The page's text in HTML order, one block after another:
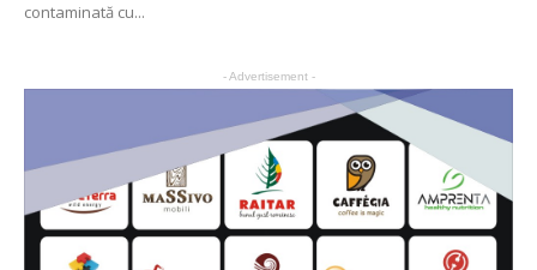
contaminată cu...
- Advertisement -